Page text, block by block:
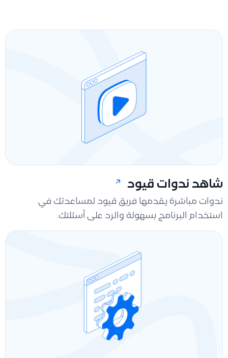
شاهد ندوات قيود
ندوات مباشرة يقدمها فريق قيود لمساعدتك في
استخدام البرنامج بسهولة والرد على أسئلتك.